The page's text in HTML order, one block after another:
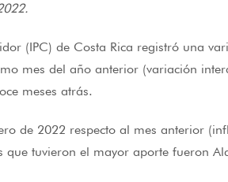
(IPC) de Costa Rica registró una
mes del año anterior (variación
meses atrás.
de 2022 respecto al mes anterior
que tuvieron el mayor aporte fueron